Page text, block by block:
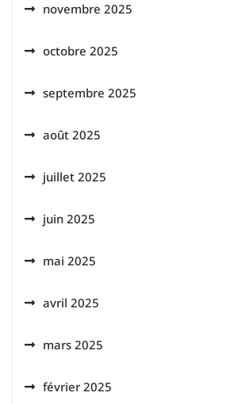
novembre 2025
octobre 2025
septembre 2025
août 2025
juillet 2025
juin 2025
mai 2025
avril 2025
mars 2025
février 2025